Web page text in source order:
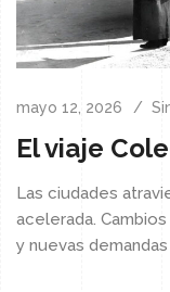
mayo 12, 2026
Las ciudades
acelerada.
y nuevas